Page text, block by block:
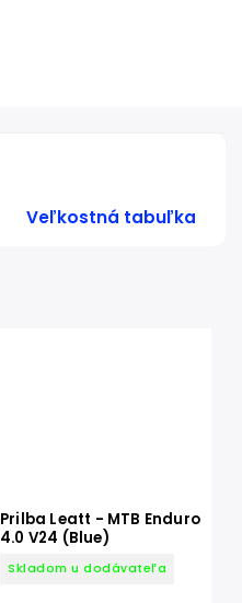
Veľkostná tabuľka
Prilba Leatt - MTB Enduro
4.0 V24 (Blue)
Skladom u dodávateľa